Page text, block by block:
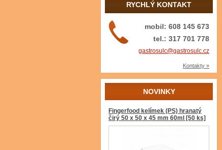
RYCHLÝ KONTAKT
mobil: 608 145 673
tel.: 317 701 778
gastrosulc@gastrosulc.cz
Kontakty »
NOVINKY
Fingerfood kelímek (PS) hranatý
čirý 50 x 50 x 45 mm 60ml [50 ks]